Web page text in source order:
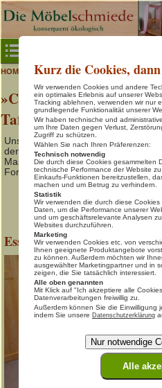
Baby- & Kinderzimmer
Baby- & Kinderbetten
Gäste- & Jugendbetten
Kinder- & Jugendschreibtische
Natur-Spielmöbel
Regale- & Würfelsysteme
Home Office
Schöner Wohnen
Schlafen in Natur
Tische, Bänke, Stühle
Info & Kontakt
Warenkorb
HOME Tische, Bänke, Stühle>Classic
»CLASSIC
Tafeltische und Stühle
Unser Classic-Harmonie Tisch und
den Tafeltischen in verschiedenen
Massivholzstühlen, vermittelt durch
Formgebung Natürlichkeit und
Esszimmertisch
Kurz die Cookies, dann
Wir verwenden Cookies und andere
ein optimales Erlebnis auf unserer
Tracking ablehnen, verwenden wir nur
grundlegende Funktionalität unserer
Wir haben technische und
um Ihre Daten gegen Verlust,
Zugriff zu schützen.
Wählen Sie nach Ihren Präferenzen:
Technisch notwendig
Die durch diese Cookies gesammelten
technische Performance der Website
Einkaufs-Funktionen bereitzustellen,
machen und um Betrug zu verhindern.
Statistik
Wir verwenden die durch diese
Daten, um die Performance unserer
und um geschäftsrelevante Analysen
Websites durchzuführen.
Marketing
Wir verwenden Cookies etc. von
Ihnen geeignete Produktangebote
zu können. Außerdem möchten wir
ausgewählter Marketingpartner und in
zeigen, die Sie tatsächlich interessiert.
Alle oben genannten
Mit Klick auf "Ich akzeptiere alle
Datenverarbeitungen freiwillig zu.
Außerdem können Sie die Einwilligung
indem Sie unsere Datenschutzerklärung
Nur notwendige
Alle